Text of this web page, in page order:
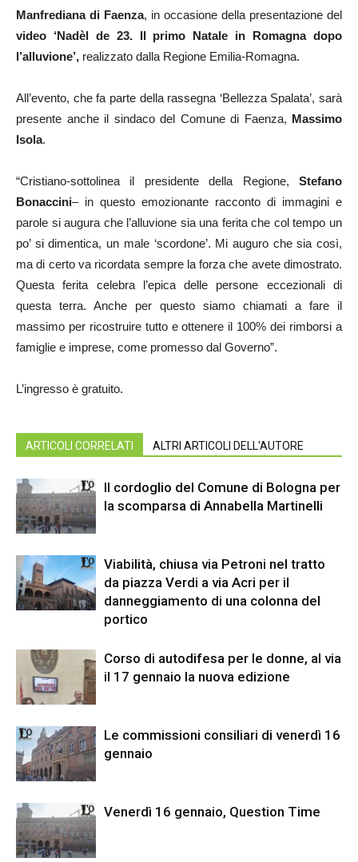
Manfrediana di Faenza, in occasione della presentazione del
video ‘Nadèl de 23. Il primo Natale in Romagna dopo
l’alluvione’, realizzato dalla Regione Emilia-Romagna.
All’evento, che fa parte della rassegna ‘Bellezza Spalata’, sarà
presente anche il sindaco del Comune di Faenza, Massimo
Isola.
“Cristiano-sottolinea il presidente della Regione, Stefano
Bonaccini– in questo emozionante racconto di immagini e
parole si augura che l’alluvione sia una ferita che col tempo un
po’ si dimentica, un male ‘scordone’. Mi auguro che sia così,
ma di certo va ricordata sempre la forza che avete dimostrato.
Questa ferita celebra l’epica delle persone eccezionali di
questa terra. Anche per questo siamo chiamati a fare il
massimo per ricostruire tutto e ottenere il 100% dei rimborsi a
famiglie e imprese, come promesso dal Governo”.
L’ingresso è gratuito.
ARTICOLI CORRELATI ALTRI ARTICOLI DELL'AUTORE
Il cordoglio del Comune di Bologna per
la scomparsa di Annabella Martinelli
Viabilità, chiusa via Petroni nel tratto
da piazza Verdi a via Acri per il
danneggiamento di una colonna del
portico
Corso di autodifesa per le donne, al via
il 17 gennaio la nuova edizione
Le commissioni consiliari di venerdì 16
gennaio
Venerdì 16 gennaio, Question Time